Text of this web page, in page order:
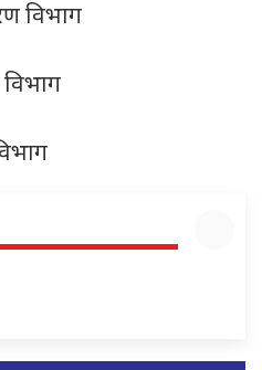
विभाग